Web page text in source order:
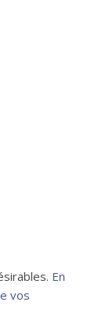
En
vos